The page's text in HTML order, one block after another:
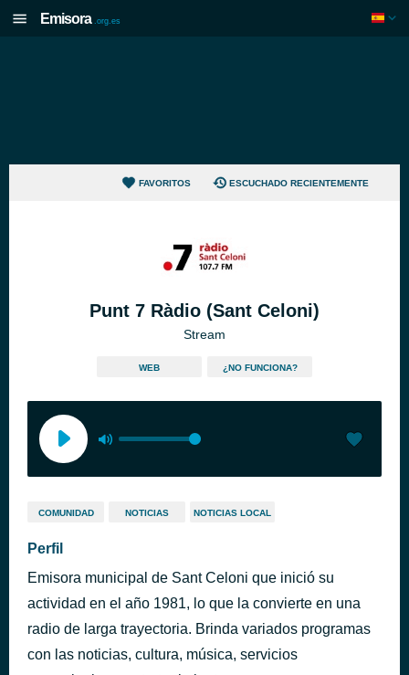
Emisora .org.es
FAVORITOS ESCUCHADO RECIENTEMENTE
Punt 7 Ràdio (Sant Celoni)
Stream
WEB ¿NO FUNCIONA?
COMUNIDAD NOTICIAS NOTICIAS LOCAL
Perfil
Emisora municipal de Sant Celoni que inició su
actividad en el año 1981, lo que la convierte en una
radio de larga trayectoria. Brinda variados programas
con las noticias, cultura, música, servicios